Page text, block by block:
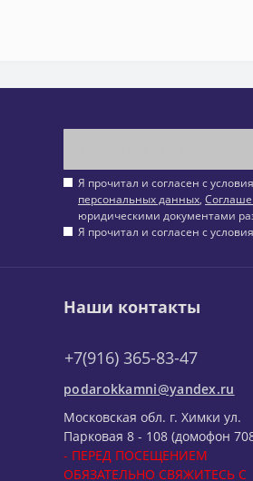
Я прочитал и согласен с
персональных данных,
юридическими документами
Я прочитал и согласен с
Наши контакты
+7(916) 365-83-47
podarokkamni@yandex.ru
Московская обл. г. Химки ул.
Парковая 8 - 108 (домофон
- ПЕРЕД ПОСЕЩЕНИЕМ
ОБЯЗАТЕЛЬНО СВЯЖИТЕСЬ С